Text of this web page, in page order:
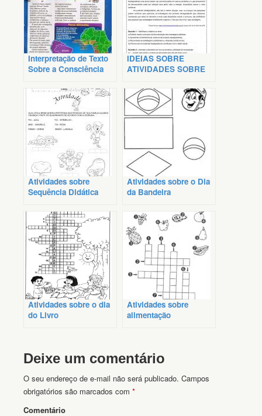
Interpretação de Texto
Sobre a Consciência
IDEIAS SOBRE
ATIVIDADES SOBRE
Atividades sobre
Sequência Didática
Atividades sobre o Dia
da Bandeira
Atividades sobre o dia
do Livro
Atividades sobre
alimentação
Deixe um comentário
O seu endereço de e-mail não será publicado. Campos
obrigatórios são marcados com *
Comentário